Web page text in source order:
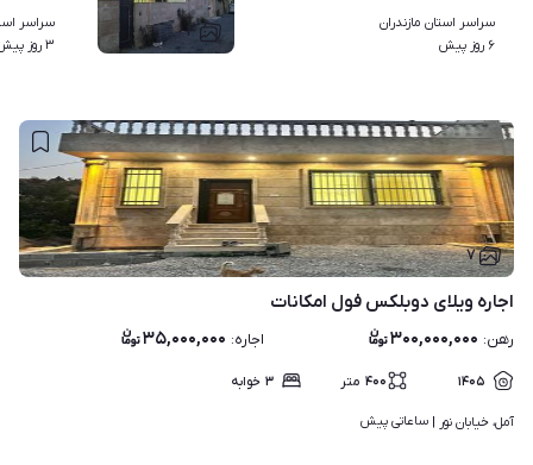
۴
سراسر استان مازندران
۶ روز پیش
سراسر
۳ روز پیش
۷
رهن: ۳۰۰,۰۰۰,۰۰۰ اجاره: ۳۵,۰۰۰,۰۰۰
۱۴۰۵ ۴۰۰ متر ۳ خوابه
آمل، خیابان نور | ساعاتی پیش